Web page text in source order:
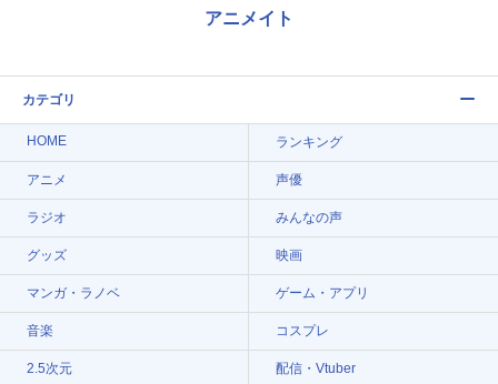
アニメイト
カテゴリ
HOME ランキング
アニメ 声優
ラジオ みんなの声
グッズ 映画
マンガ・ラノベ ゲーム・アプリ
音楽 コスプレ
2.5次元 配信・Vtuber